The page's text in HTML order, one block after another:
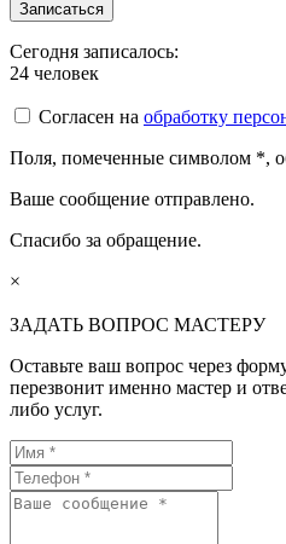
Сегодня записалось:
24 человек
Согласен на обработку
Поля, помеченные символом *,
Ваше сообщение отправлено.
Спасибо за обращение.
×
ЗАДАТЬ ВОПРОС МАСТЕРУ
Оставьте ваш вопрос через
перезвонит именно мастер и
либо услуг.